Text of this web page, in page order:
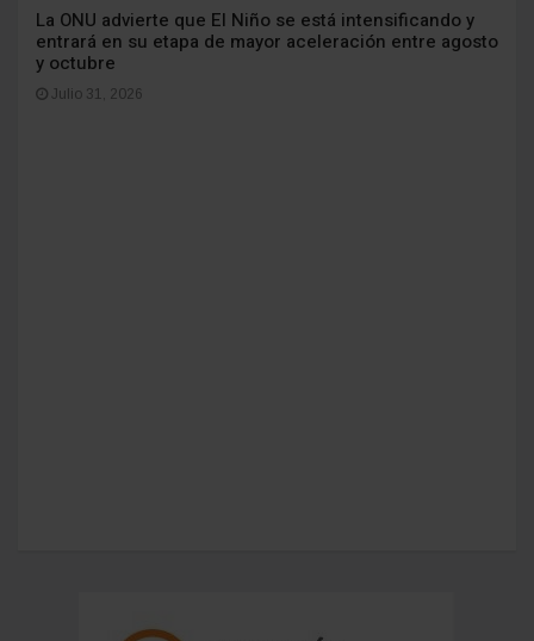
La ONU advierte que El Niño se está intensificando y
entrará en su etapa de mayor aceleración entre agosto
y octubre
Julio 31, 2026